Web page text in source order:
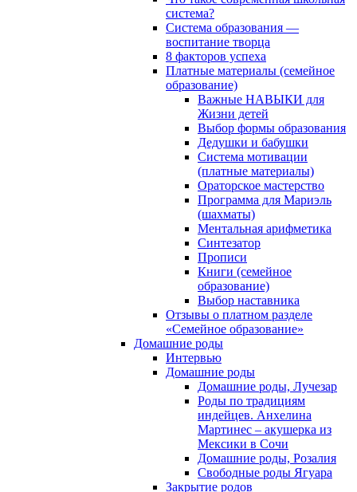
система?
Система образования —
воспитание творца
8 факторов успеха
Платные материалы (семейное
образование)
Важные НАВЫКИ для
Жизни детей
Выбор формы образования
Дедушки и бабушки
Система мотивации
(платные материалы)
Ораторское мастерство
Программа для Мариэль
(шахматы)
Ментальная арифметика
Синтезатор
Прописи
Книги (семейное
образование)
Выбор наставника
Отзывы о платном разделе
«Семейное образование»
Домашние роды
Интервью
Домашние роды
Домашние роды, Лучезар
Роды по традициям
индейцев. Анхелина
Мартинес – акушерка из
Мексики в Сочи
Домашние роды, Розалия
Свободные роды Ягуара
Закрытие родов